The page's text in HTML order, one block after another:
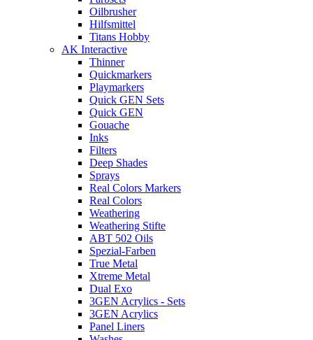
Oilbrusher
Hilfsmittel
Titans Hobby
AK Interactive
Thinner
Quickmarkers
Playmarkers
Quick GEN Sets
Quick GEN
Gouache
Inks
Filters
Deep Shades
Sprays
Real Colors Markers
Real Colors
Weathering
Weathering Stifte
ABT 502 Oils
Spezial-Farben
True Metal
Xtreme Metal
Dual Exo
3GEN Acrylics - Sets
3GEN Acrylics
Panel Liners